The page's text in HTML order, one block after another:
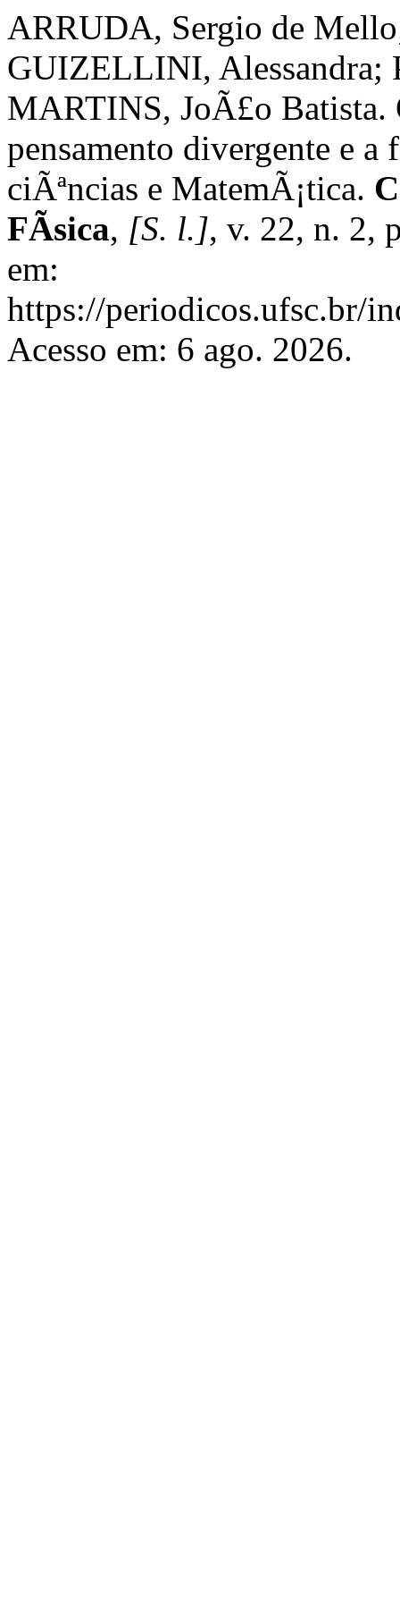
ARRUDA, Sergio de
GUIZELLINI, Alessandra;
MARTINS, JoÃ£o Batista.
pensamento divergente e
ciÃªncias e MatemÃ¡tica.
FÃ­sica, [S. l.], v. 22, n. 2,
em:
https://periodicos.ufsc.br/
Acesso em: 6 ago. 2026.